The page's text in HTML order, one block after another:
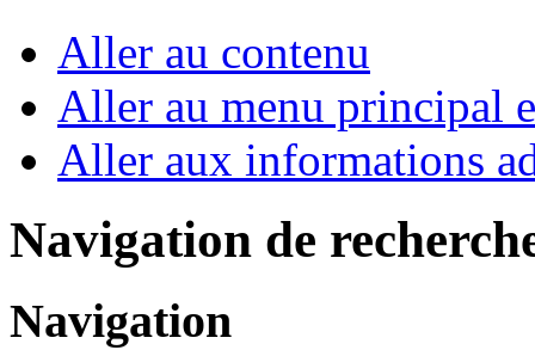
Aller au contenu
Aller au menu principal
Aller aux informations
Navigation de
Navigation